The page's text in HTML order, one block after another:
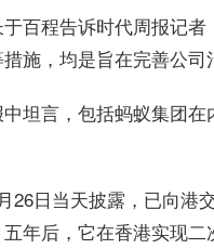
百程告诉时代周报记
施，均是旨在完善公司
坦言，包括蚂蚁集团
26日当天披露，已向港
年后，它在香港实现